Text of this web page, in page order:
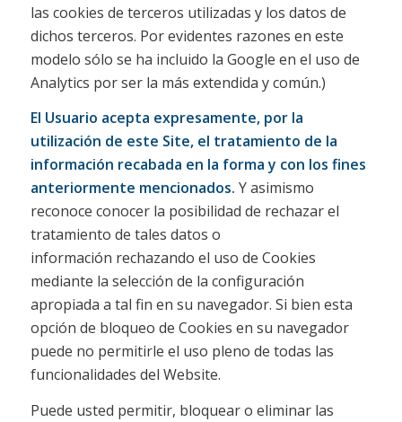
las cookies de terceros utilizadas y los datos de
dichos terceros. Por evidentes razones en este
modelo sólo se ha incluido la Google en el uso de
Analytics por ser la más extendida y común.)
El Usuario acepta expresamente, por la
utilización de este Site, el tratamiento de la
información recabada en la forma y con los fines
anteriormente mencionados. Y asimismo
reconoce conocer la posibilidad de rechazar el
tratamiento de tales datos o
información rechazando el uso de Cookies
mediante la selección de la configuración
apropiada a tal fin en su navegador. Si bien esta
opción de bloqueo de Cookies en su navegador
puede no permitirle el uso pleno de todas las
funcionalidades del Website.
Puede usted permitir, bloquear o eliminar las